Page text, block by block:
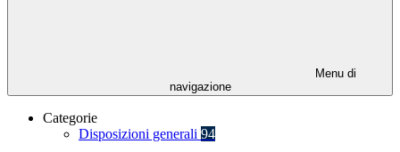
Menu di
navigazione
Categorie
Disposizioni generali 94